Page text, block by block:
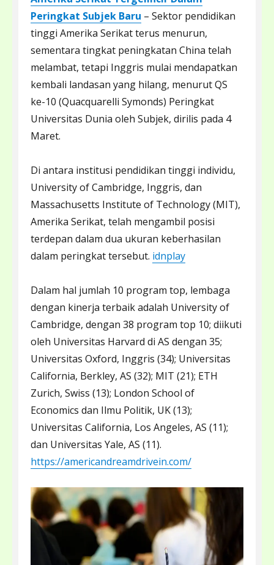
Peringkat Subjek Baru – Sektor pendidikan
tinggi Amerika Serikat terus menurun,
sementara tingkat peningkatan China telah
melambat, tetapi Inggris mulai mendapatkan
kembali landasan yang hilang, menurut QS
ke-10 (Quacquarelli Symonds) Peringkat
Universitas Dunia oleh Subjek, dirilis pada 4
Maret.
Di antara institusi pendidikan tinggi individu,
University of Cambridge, Inggris, dan
Massachusetts Institute of Technology (MIT),
Amerika Serikat, telah mengambil posisi
terdepan dalam dua ukuran keberhasilan
dalam peringkat tersebut. idnplay
Dalam hal jumlah 10 program top, lembaga
dengan kinerja terbaik adalah University of
Cambridge, dengan 38 program top 10; diikuti
oleh Universitas Harvard di AS dengan 35;
Universitas Oxford, Inggris (34); Universitas
California, Berkley, AS (32); MIT (21); ETH
Zurich, Swiss (13); London School of
Economics dan Ilmu Politik, UK (13);
Universitas California, Los Angeles, AS (11);
dan Universitas Yale, AS (11).
https://americandreamdrivein.com/